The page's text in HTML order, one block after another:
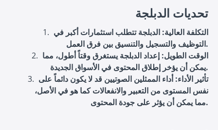
تحديات الدبلجة
التكلفة العالية: الدبلجة تتطلب استثمارات أكبر في
التوظيف والتسجيل والتنسيق بين فرق العمل.
الوقت الطويل: إعداد الدبلجة يستغرق وقتاً أطول، مما
يمكن أن يؤخر إطلاق المحتوى في الأسواق الجديدة.
تأثير الأداء: أداء الممثلين الصوتيين قد لا يكون دائماً على
نفس المستوى من التعبير والانفعالات كما هو في الأصل،
مما يمكن أن يؤثر على جودة المحتوى.